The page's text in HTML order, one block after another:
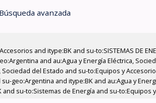
Búsqueda avanzada
and itype:BK and su-to:SISTEMAS DE
and au:Agua y Energía Eléctrica,
del Estado and su-to:Equipos y
geo:Argentina and itype:BK and au:Agua y
su-to:Sistemas de Energía and su-to:Equipos